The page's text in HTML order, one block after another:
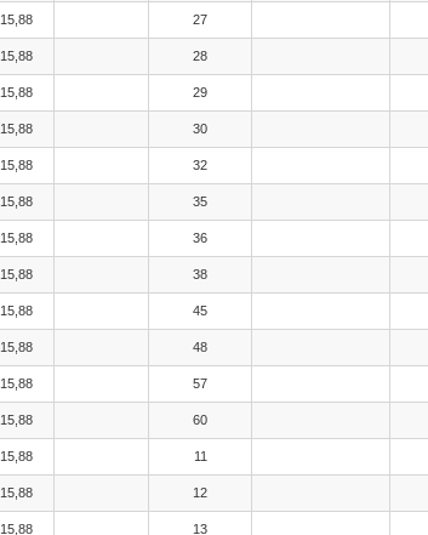
15,88 27
15,88 28
15,88 29
15,88 30
15,88 32
15,88 35
15,88 36
15,88 38
15,88 45
15,88 48
15,88 57
15,88 60
15,88 11
15,88 12
15,88 13